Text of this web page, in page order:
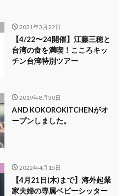
2021年3月22日
【4/22〜24開催】江藤三穂と
台湾の食を満喫！こころキッ
チン台湾特別ツアー
2019年8月30日
AND KOKOROKITCHENがオ
ープンしました。
2022年4月15日
【4月21日(木)まで】海外起業
家夫婦の専属ベビーシッター